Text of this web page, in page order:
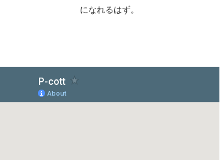
になれるはず。